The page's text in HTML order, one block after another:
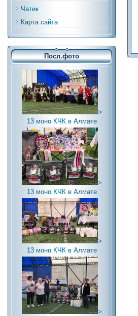
Чатик
Карта сайта
Посл.фото
>
13 моно КЧК в Алмате
>
13 моно КЧК в Алмате
>
13 моно КЧК в Алмате
>